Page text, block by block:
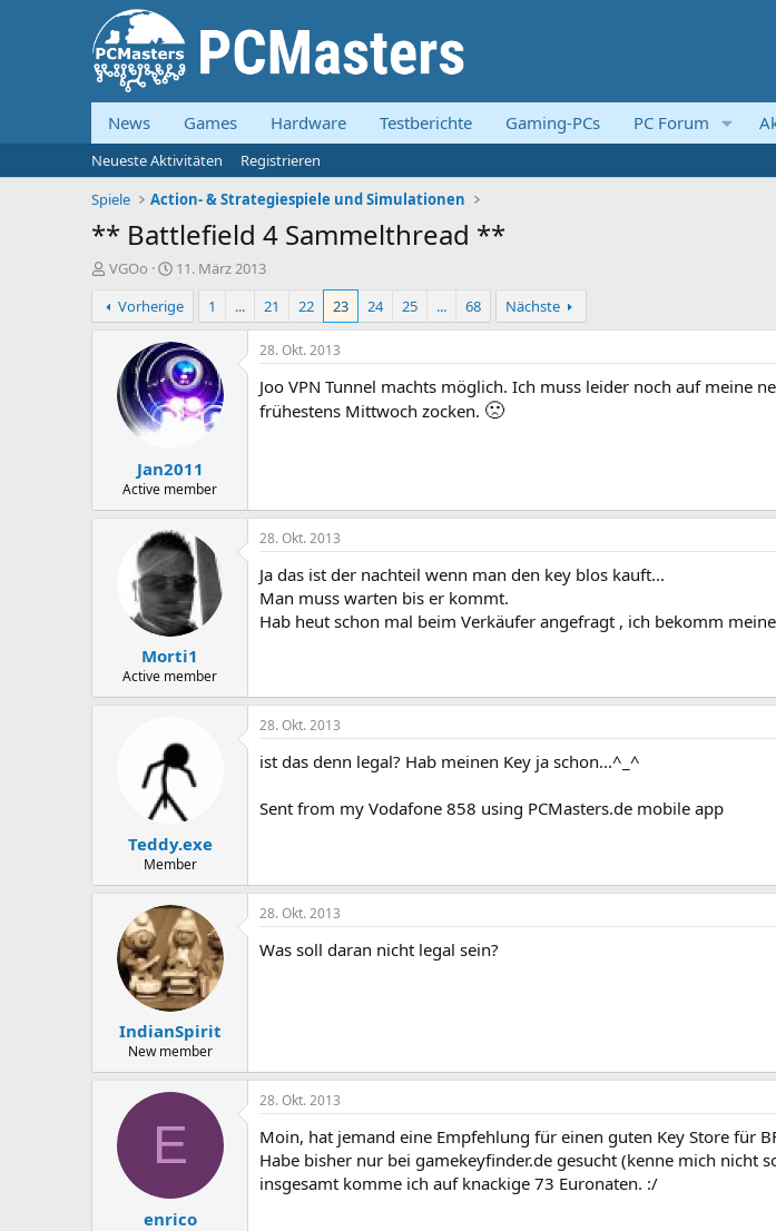
News Games Hardware Testberichte Gaming-PCs PC Forum
Neueste Aktivitäten
Registrieren
Spiele
Action- & Strategiespiele und Simulationen
** Battlefield 4 Sammelthread **
E
s
t
VGOo
E
s
t
e
l
l
t
a
11. März 2013
Vorherige
1 ... 21 22 23 24 25 ... 68 Nächste
Jan2011
Active member
28. Okt. 2013
Joo VPN Tunnel machts möglich. Ich muss leider noch auf meine
frühestens Mittwoch zocken. 🙁
Morti1
Active member
28. Okt. 2013
Ja das ist der nachteil wenn man den key blos kauft...
Man muss warten bis er kommt.
Hab heut schon mal beim Verkäufer angefragt , ich bekomm
Teddy.exe
Member
28. Okt. 2013
ist das denn legal? Hab meinen Key ja schon...^_^
Sent from my Vodafone 858 using PCMasters.de mobile app
IndianSpirit
New member
28. Okt. 2013
Was soll daran nicht legal sein?
E
enrico
28. Okt. 2013
Moin, hat jemand eine Empfehlung für einen guten Key Store für
Habe bisher nur bei gamekeyfinder.de gesucht (kenne mich nicht
insgesamt komme ich auf knackige 73 Euronaten. :/